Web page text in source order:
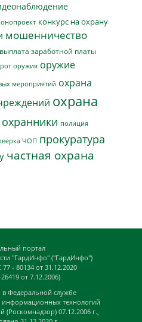
конкурс на охрану
мошенничество
заработной платы
оружия оружие
мероприятий охрана
охрана
охранники полиция
ЧОП прокуратура
частная охрана
портал
"ГардИнфо" ("ГардИнфо")
- 80134 от 31.12.2020
от 7.12.2006)
в Федеральной службе
информационных технологий
07.12.2006 г.,